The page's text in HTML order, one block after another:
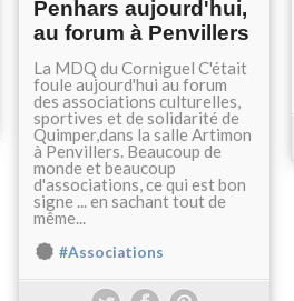
Penhars aujourd'hui,
au forum à Penvillers
La MDQ du Corniguel C'était
foule aujourd'hui au forum
des associations culturelles,
sportives et de solidarité de
Quimper,dans la salle Artimon
à Penvillers. Beaucoup de
monde et beaucoup
d'associations, ce qui est bon
signe ... en sachant tout de
même...
#Associations